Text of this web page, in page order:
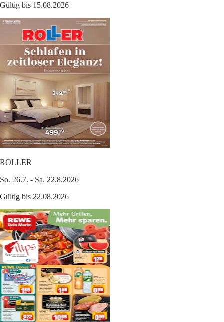
Gültig bis 15.08.2026
ROLLER
So. 26.7. - Sa. 22.8.2026
Gültig bis 22.08.2026